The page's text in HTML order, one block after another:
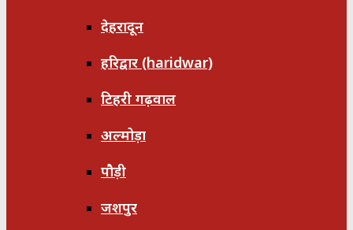
देहरादून
हरिद्वार (haridwar)
टिहरी गढ़वाल
अल्मोड़ा
पौड़ी
जशपुर